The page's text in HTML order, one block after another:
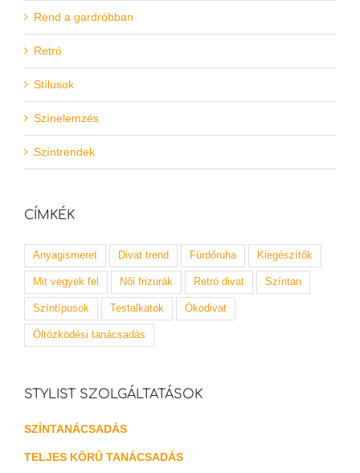
Rend a gardróbban
Retró
Stílusok
Színelemzés
Színtrendek
CÍMKÉK
Anyagismeret Divat trend Fürdőruha Kiegészítők
Mit vegyek fel Női frizurák Retró divat Színtan
Színtípusok Testalkatok Ökodivat
Öltözködési tanácsadás
STYLIST SZOLGÁLTATÁSOK
SZÍNTANÁCSADÁS
TELJES KÖRŰ TANÁCSADÁS